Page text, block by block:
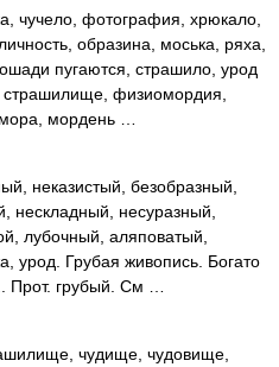
чучело, фотография, хрюкало,
образина, моська, ряха,
пугаются, страшило, урод
физиомордия,
мордень …
неказистый, безобразный,
нескладный, несуразный,
лубочный, аляповатый,
урод. Грубая живопись. Богато
Прот. грубый. См …
чудище, чудовище,